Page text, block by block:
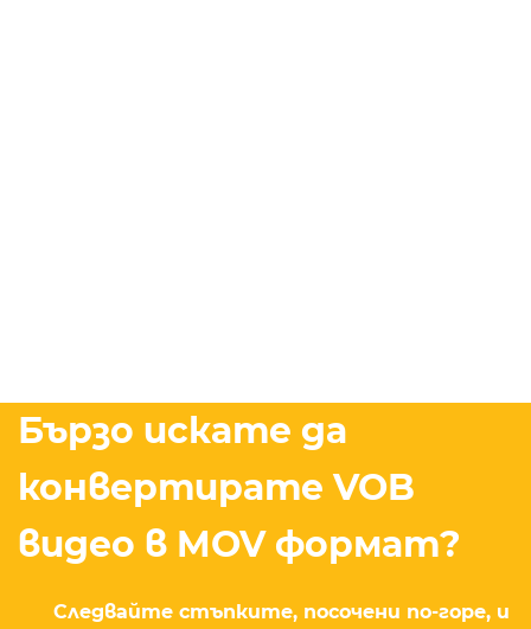
Бързо искате да
конвертирате VOB
видео в MOV формат?
Следвайте стъпките, посочени по-горе, и